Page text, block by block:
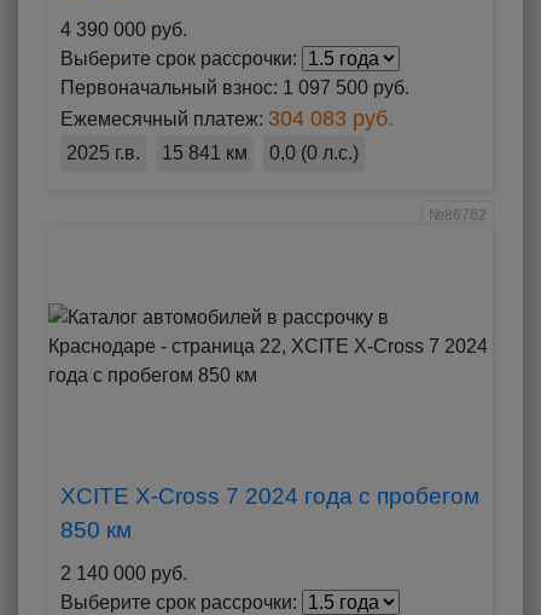
4 390 000 руб.
Выберите срок рассрочки:
Первоначальный взнос: 1 097 500 руб.
Ежемесячный платеж: 304 083 руб.
2025 г.в. 15 841 км 0,0 (0 л.с.)
№86762
XCITE X-Cross 7 2024 года с пробегом
850 км
2 140 000 руб.
Выберите срок рассрочки: